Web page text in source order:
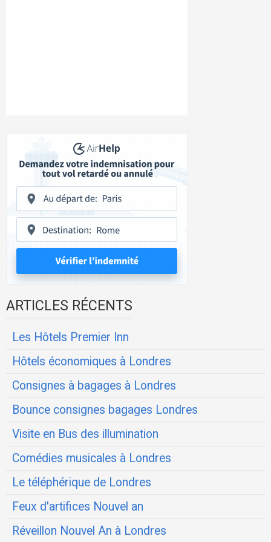
ARTICLES RÉCENTS
Les Hôtels Premier Inn
Hôtels économiques à Londres
Consignes à bagages à Londres
Bounce consignes bagages Londres
Visite en Bus des illumination
Comédies musicales à Londres
Le téléphérique de Londres
Feux d'artifices Nouvel an
Réveillon Nouvel An à Londres